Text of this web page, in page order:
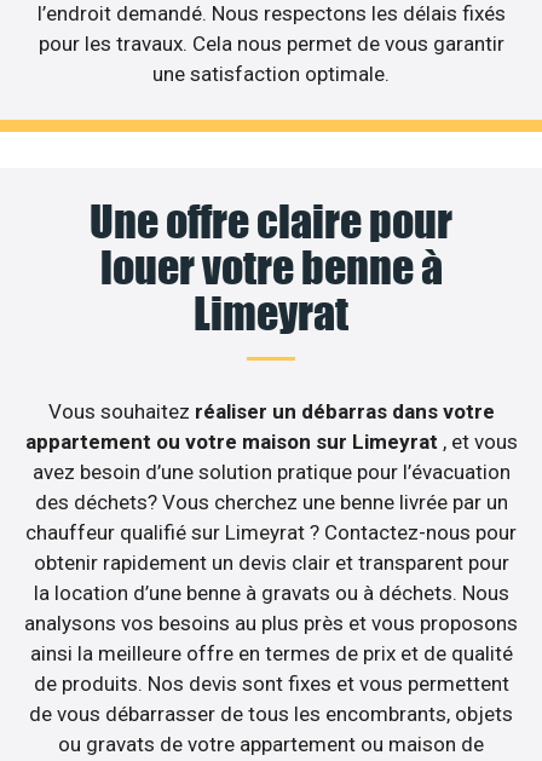
l’endroit demandé. Nous respectons les délais fixés
pour les travaux. Cela nous permet de vous garantir
une satisfaction optimale.
Une offre claire pour
louer votre benne à
Limeyrat
Vous souhaitez réaliser un débarras dans votre
appartement ou votre maison sur Limeyrat , et vous
avez besoin d’une solution pratique pour l’évacuation
des déchets? Vous cherchez une benne livrée par un
chauffeur qualifié sur Limeyrat ? Contactez-nous pour
obtenir rapidement un devis clair et transparent pour
la location d’une benne à gravats ou à déchets. Nous
analysons vos besoins au plus près et vous proposons
ainsi la meilleure offre en termes de prix et de qualité
de produits. Nos devis sont fixes et vous permettent
de vous débarrasser de tous les encombrants, objets
ou gravats de votre appartement ou maison de